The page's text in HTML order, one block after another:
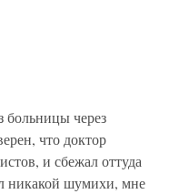
больницы через
что доктор
и сбежал оттуда
никакой шумихи, мне